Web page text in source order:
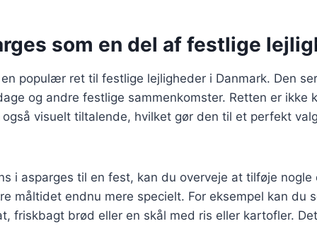
som en del af festlige
populær ret til festlige lejligheder i Danmark. Den
og andre festlige sammenkomster. Retten er ikke
visuelt tiltalende, hvilket gør den til et perfekt
i asparges til en fest, kan du overveje at tilføje nogle
måltidet endnu mere specielt. For eksempel kan du
friskbagt brød eller en skål med ris eller kartofler.